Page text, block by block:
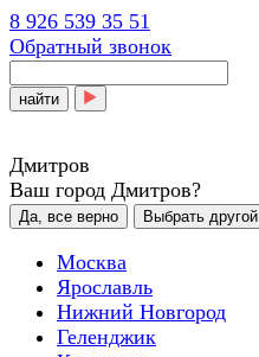
8 926 539 35 51
Обратный звонок
найти
Дмитров
Ваш город Дмитров?
Да, все верно Выбрать другой
Москва
Ярославль
Нижний Новгород
Геленджик